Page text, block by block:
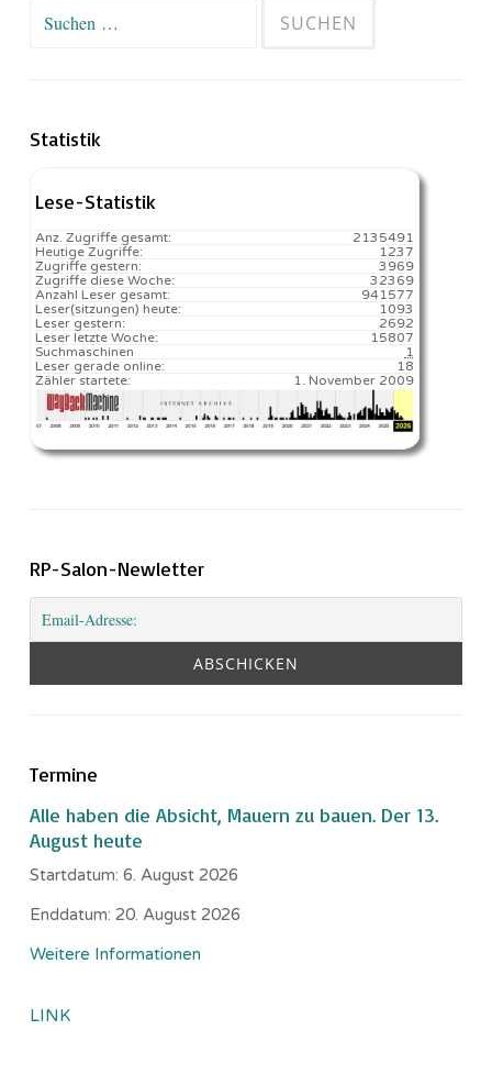
Suchen
Statistik
Lese-Statistik
2135491
Anz. Zugriffe gesamt:
1237
Heutige Zugriffe:
3969
Zugriffe gestern:
32369
Zugriffe diese Woche:
941577
Anzahl Leser gesamt:
1093️
Leser(sitzungen) heute:
2692
Leser gestern:
15807️
Leser letzte Woche:
1
Suchmaschinen
18
Leser gerade online:
1. November 2009
Zähler startete:
RP-Salon-Newletter
Termine
Alle haben die Absicht, Mauern zu bauen. Der 13.
August heute
Startdatum: 6. August 2026
Enddatum: 20. August 2026
Weitere Informationen
LINK